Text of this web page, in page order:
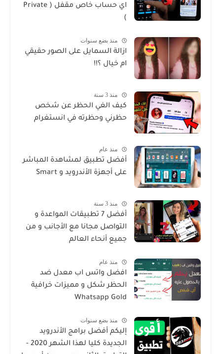
اي حساب خاص مقفل ( Private
)
منذ بضع سنوات
ازالة السمايل على الصور حقيقي
ام خيال ؟!!
منذ 3 سنة
كيف الغي الحظر عن شخص
حظرني وحظرته في انستغرام
منذ عام
أفضل تطبيق لمشاهدة المباشر
على أجهزة الأندرويد و Smart
منذ 3 سنة
أفضل 7 تطبيقات المواعدة و
التواصل مجانا مع الأجانب و من
جميع أنحاء العالم
منذ عام
افضل واتس اب معدل ضد
الحظر شكل و مميزات خرافية
Whatsapp Gold
منذ بضع سنوات
إليكم أفضل برامج الأندرويد
الجديدة كليا لهذا الشهر 2020 -